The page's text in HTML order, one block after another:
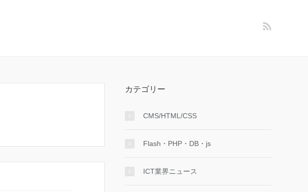
カテゴリー
CMS/HTML/CSS
Flash・PHP・DB・js
ICT業界ニュース